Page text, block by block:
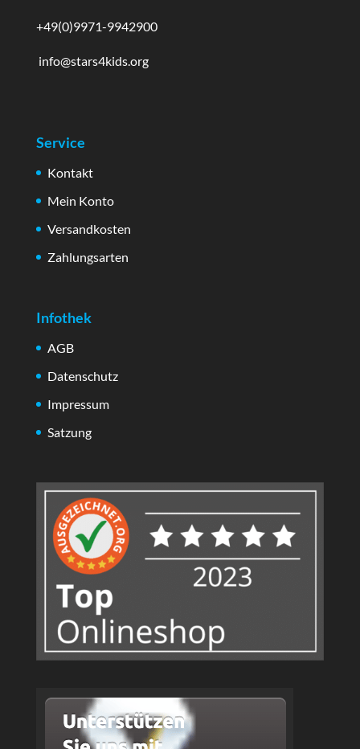
+49(0)9971-9942900
info@stars4kids.org
Service
Kontakt
Mein Konto
Versandkosten
Zahlungsarten
Infothek
AGB
Datenschutz
Impressum
Satzung